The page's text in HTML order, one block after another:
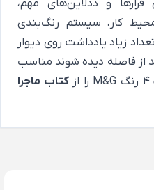
و ددلاین‌های مهم،
کار، سیستم رنگ‌بندی
زیاد یادداشت روی دیوار
از فاصله دیده شوند مناسب
کتاب ماجرا